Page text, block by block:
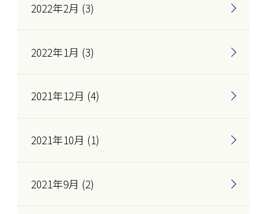
2022年2月 (3)
2022年1月 (3)
2021年12月 (4)
2021年10月 (1)
2021年9月 (2)